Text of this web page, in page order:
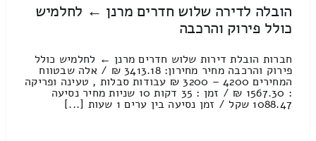
הובלה לדירה שלוש חדרים מרנן ← לחלמיש
כולל פירוק והרכבה
חברות הובלת דירות שלוש חדרים מרנן ← לחלמיש כולל
פירוק והרכבה מחיר מחירון: 3413.18 ₪ / אלה שבטווח
המחירים 4200 – 3200 ₪ עבודות סבלות , טעינה ופריקה
: 1567.30 ₪ / זמן : 35 דקות 10 שניות מחיר נסיעה
1088.47 שקל / זמן נסיעה בין ערים 1 שעות [...]